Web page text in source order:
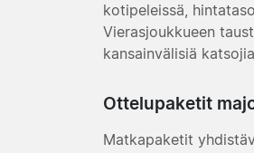
kotipeleissä,
Vierasjoukkueen
kansainvälisiä
Ottelupaketit
Matkapaketit